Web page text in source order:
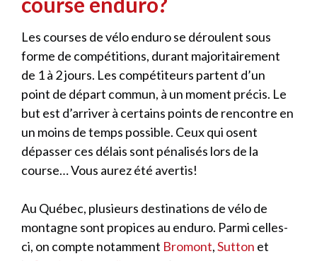
Les courses de vélo enduro se déroulent sous
forme de compétitions, durant majoritairement
de 1 à 2 jours. Les compétiteurs partent d’un
point de départ commun, à un moment précis. Le
but est d’arriver à certains points de rencontre en
un moins de temps possible. Ceux qui osent
dépasser ces délais sont pénalisés lors de la
course… Vous aurez été avertis!
Au Québec, plusieurs destinations de vélo de
montagne sont propices au enduro. Parmi celles-
ci, on compte notamment Bromont,Sutton et